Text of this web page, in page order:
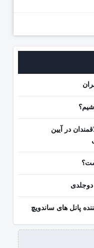
در آیین
پانل های ساندویچ